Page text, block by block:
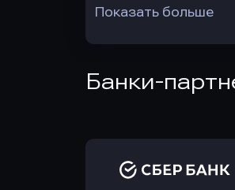
Показать больше
Банки-